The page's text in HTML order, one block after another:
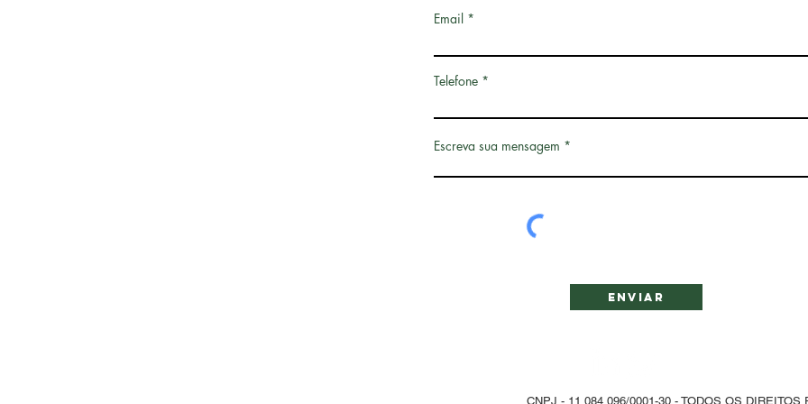
Email
Telefone
Escreva sua mensagem
Enviar
CNPJ - 11.084.096/0001-30 - TODOS OS DIREITOS